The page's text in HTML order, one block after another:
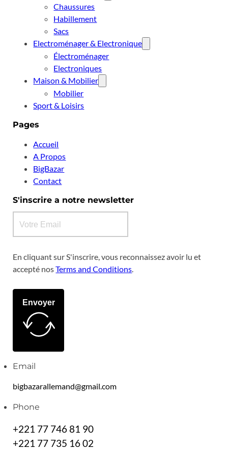
Chaussures
Habillement
Sacs
Electroménager & Electronique
Électroménager
Electroniques
Maison & Mobilier
Mobilier
Sport & Loisirs
Pages
Accueil
A Propos
BigBazar
Contact
S'inscrire a notre newsletter
En cliquant sur S'inscrire, vous reconnaissez avoir lu et
accepté nosTerms and Conditions
Envoyer
Email
bigbazarallemand@gmail.com
Phone
+221 77 746 81 90
+221 77 735 16 02